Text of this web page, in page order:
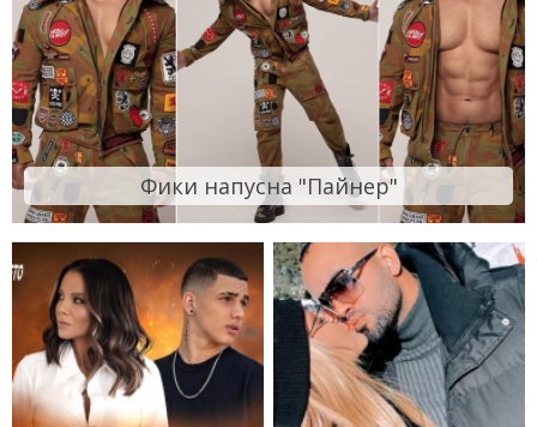
Фики напусна "Пайнер"